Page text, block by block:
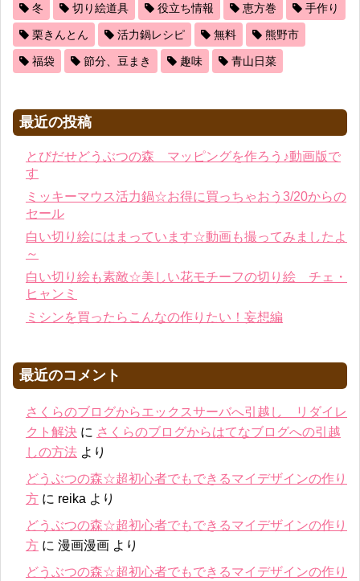
冬 切り絵道具 役立ち情報 恵方巻 手作り
栗きんとん 活力鍋レシピ 無料 熊野市
福袋 節分、豆まき 趣味 青山日菜
最近の投稿
とびだせどうぶつの森 マッピングを作ろう♪動画版で
す
ミッキーマウス活力鍋☆お得に買っちゃおう3/20からの
セール
白い切り絵にはまっています☆動画も撮ってみましたよ
～
白い切り絵も素敵☆美しい花モチーフの切り絵 チェ・
ヒャンミ
ミシンを買ったらこんなの作りたい！妄想編
最近のコメント
さくらのブログからエックスサーバへ引越し リダイレ
クト解決 に さくらのブログからはてなブログへの引越
しの方法 より
どうぶつの森☆超初心者でもできるマイデザインの作り
方 に reika より
どうぶつの森☆超初心者でもできるマイデザインの作り
方 に 漫画漫画 より
どうぶつの森☆超初心者でもできるマイデザインの作り